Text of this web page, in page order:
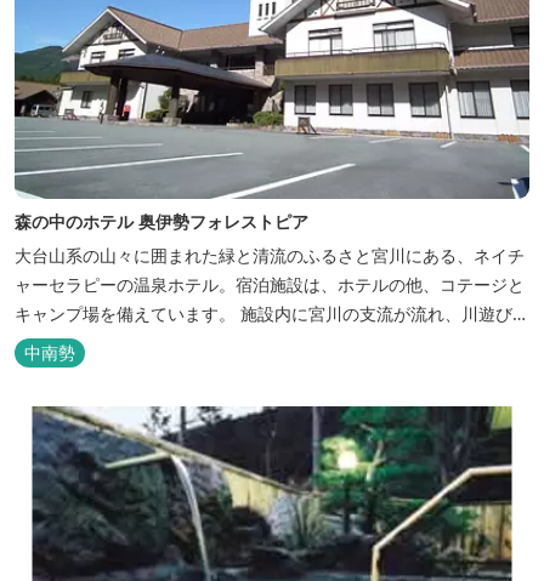
森の中のホテル 奥伊勢フォレストピア
大台山系の山々に囲まれた緑と清流のふるさと宮川にある、ネイチ
ャーセラピーの温泉ホテル。宿泊施設は、ホテルの他、コテージと
キャンプ場を備えています。 施設内に宮川の支流が流れ、川遊びが
できます。BBQエリア、釣堀もあり、ファミリーやグループでもア
クティビティを楽しめます。 ディナーは併設の「レストラン アン
ジュ」にて、地元の食材をていねいに調理したフレンチフルコース
をお召し上がりい...
中南勢